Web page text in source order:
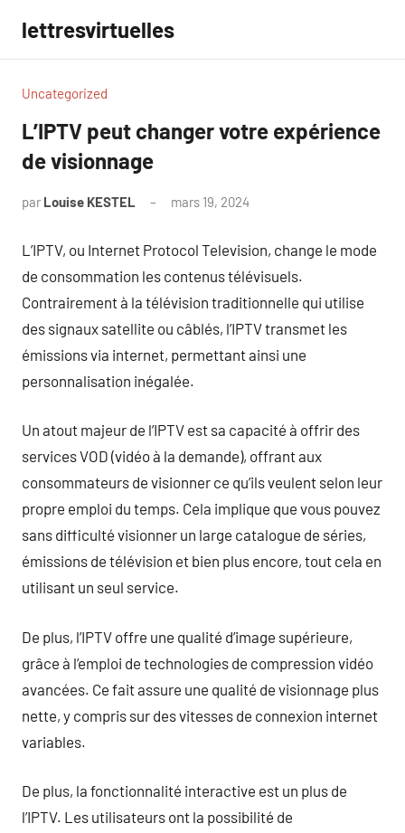
contenu
lettresvirtuelles
Uncategorized
L’IPTV peut changer votre expérience
de visionnage
par Louise KESTEL mars 19, 2024
L’IPTV, ou Internet Protocol Television, change le mode
de consommation les contenus télévisuels.
Contrairement à la télévision traditionnelle qui utilise
des signaux satellite ou câblés, l’IPTV transmet les
émissions via internet, permettant ainsi une
personnalisation inégalée.
Un atout majeur de l’IPTV est sa capacité à offrir des
services VOD (vidéo à la demande), offrant aux
consommateurs de visionner ce qu’ils veulent selon leur
propre emploi du temps. Cela implique que vous pouvez
sans difficulté visionner un large catalogue de séries,
émissions de télévision et bien plus encore, tout cela en
utilisant un seul service.
De plus, l’IPTV offre une qualité d’image supérieure,
grâce à l’emploi de technologies de compression vidéo
avancées. Ce fait assure une qualité de visionnage plus
nette, y compris sur des vitesses de connexion internet
variables.
De plus, la fonctionnalité interactive est un plus de
l’IPTV. Les utilisateurs ont la possibilité de